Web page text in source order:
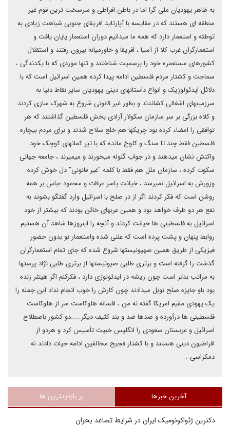
به ظاهر یهودیان ملی گرا اما در باطن افراطی و سرسخت ترین قوم غیر
منطقه ای هستند که در مقایسه با آپارتاید افریقای جنوبی شباهت زیادی به
توطئه و استعمار دارد که همه ما میدانیم دوران استعمار پایان یافت و
استعمارگران غرب کلا از آسیا ، افریقا و خاورمیانه بیرون رفتند و استقلال
کشورهای مستعمره خود را برسمیت شناختند و تنها موردی که با یکدندگی ،
سماجت و کشتار مردم فلسطین ادامه پیدا کرده همین اسرائیل است که با
دلائل ایدئولوژیک و انواع داستانهای دینی یهودیان سایر نقاط دنیا به
سرزمینهای اشغالی کشاندند و بطور غیر قانونی شروع به شهرک سازی کردند
و کلاه بزرگی بر سر سازمان سکولار آزادی بخش فلسطین گذاشتند که هر
توافقی را امضاء کرده بود چریکها هم خلع سلاح شدند و برای مردم بیچاره
فلسطین فقط چند تا سنگ و کلوخ مانده که با تیر کمانهای کوچک خود
واکنش نشان میدهند و در جواب گلوله میخورند و میمیرند ، جامعه جهانی
سکوت کرده ، سازمان ملل هم فقط با کلمه "غیر قانونی" دل خوش کرده
وزورش به اسرائیل نمیرسد ، خیانت یاسر عرفات و محمود عباس بر همه
روشن است که فکر کردند اگر از در صلح با اسرائیل وارد گفتگو بشوند به
نفع هر دو طرف خواهد بود و همین عربهای خائن بودند که بیشتر از خود
اسرائیل به فلسطینی ها خیانت کردند و آنچه را اینروزها شاهد آن هستیم
روابط پنهان و پشت پرده است که علنی شده واستعمار نو بدون حضور
فیزیکی از طریق همین صهیونیستها شروع شده که جای تمام استعمارگران
گذشت را گرفته است و برتری طلبی صیونیستها از برتری طلبی نژاد پرستها
به مراتب بدتر است چون ریشه در ایدئولوژی دارد ، فکرکنم اگر هیتلر زنده
بود باو جایزه صلح نوبل میدادند چون کارش را خوب انجام نداد این جمله را
یک یهودی مقیم امریکا گفته نه من ، افسانه هلوکاست سر از هلوکاست
فلسطینی ها درآورده و صدها ضد و بند کثیف دیگر.....دو کشور باصطلاح
اسرائیل و عربستان سعودی را انگلیس خبیث تأسیس کرد و هردو از
افراطیون دینی هستند و با کشتار فجیح مخالفین ادامه حیات دادند نه
دمکراسی .
آخرین خبرها پر بازدیدترین ها
دکترین ژئواکونومیک ایران در شرایط تصاعد بحران